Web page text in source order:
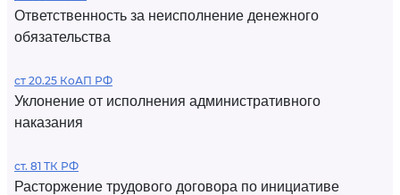
Ответственность за неисполнение денежного
обязательства
ст 20.25 КоАП РФ
Уклонение от исполнения административного
наказания
ст. 81 ТК РФ
Расторжение трудового договора по инициативе